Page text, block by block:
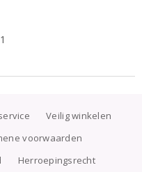
Veilig winkelen
voorwaarden
Herroepingsrecht